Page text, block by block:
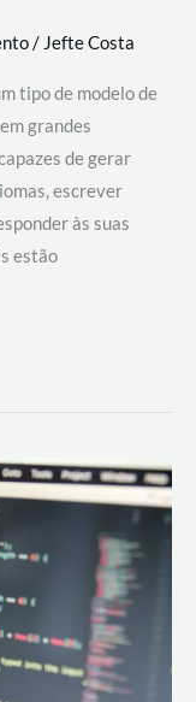
/ Jefte Costa
tipo de modelo de
grandes
de gerar
escrever
às suas
estão